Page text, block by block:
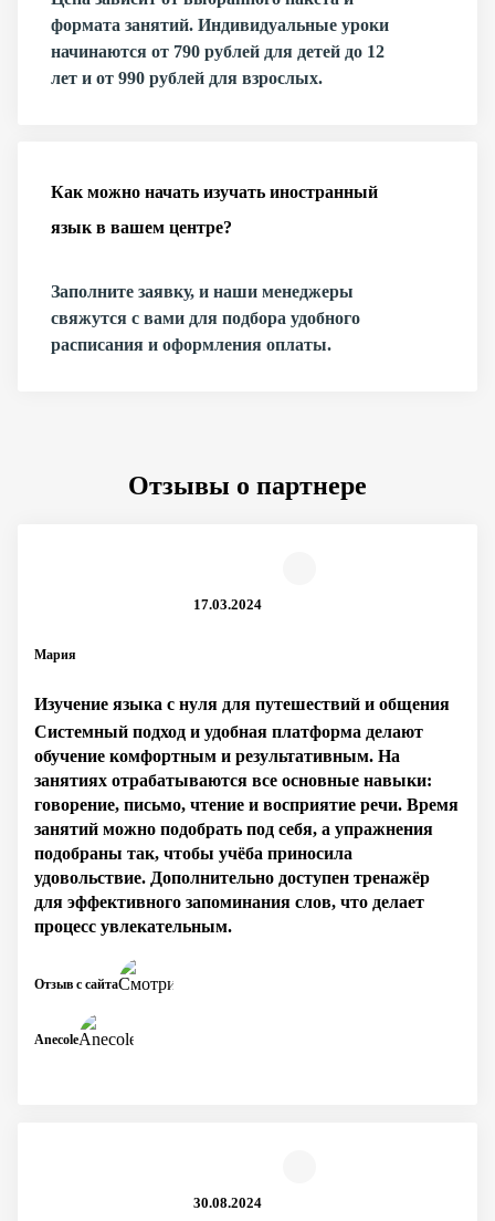
формата занятий. Индивидуальные уроки
начинаются от 790 рублей для детей до 12
лет и от 990 рублей для взрослых.
Как можно начать изучать иностранный
язык в вашем центре?
Заполните заявку, и наши менеджеры
свяжутся с вами для подбора удобного
расписания и оформления оплаты.
Отзывы о партнере
Мария
17.03.2024
Изучение языка с нуля для путешествий и общения
Системный подход и удобная платформа делают
обучение комфортным и результативным. На
занятиях отрабатываются все основные навыки:
говорение, письмо, чтение и восприятие речи. Время
занятий можно подобрать под себя, а упражнения
подобраны так, чтобы учёба приносила
удовольствие. Дополнительно доступен тренажёр
для эффективного запоминания слов, что делает
процесс увлекательным.
Anecole
Отзыв с сайта
30.08.2024